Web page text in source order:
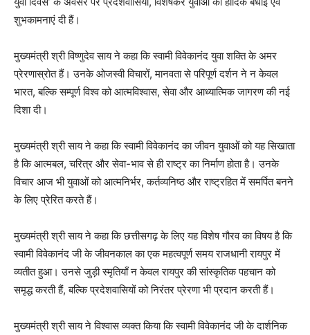
शुभकामनाएं दी हैं।
मुख्यमंत्री श्री विष्णुदेव साय ने कहा कि स्वामी विवेकानंद युवा शक्ति के अमर
प्रेरणास्रोत हैं। उनके ओजस्वी विचारों, मानवता से परिपूर्ण दर्शन ने न केवल
भारत, बल्कि सम्पूर्ण विश्व को आत्मविश्वास, सेवा और आध्यात्मिक जागरण की नई
दिशा दी।
मुख्यमंत्री श्री साय ने कहा कि स्वामी विवेकानंद का जीवन युवाओं को यह सिखाता
है कि आत्मबल, चरित्र और सेवा-भाव से ही राष्ट्र का निर्माण होता है। उनके
विचार आज भी युवाओं को आत्मनिर्भर, कर्तव्यनिष्ठ और राष्ट्रहित में समर्पित बनने
के लिए प्रेरित करते हैं।
मुख्यमंत्री श्री साय ने कहा कि छत्तीसगढ़ के लिए यह विशेष गौरव का विषय है कि
स्वामी विवेकानंद जी के जीवनकाल का एक महत्वपूर्ण समय राजधानी रायपुर में
व्यतीत हुआ। उनसे जुड़ी स्मृतियाँ न केवल रायपुर की सांस्कृतिक पहचान को
समृद्ध करती हैं, बल्कि प्रदेशवासियों को निरंतर प्रेरणा भी प्रदान करती हैं।
मुख्यमंत्री श्री साय ने विश्वास व्यक्त किया कि स्वामी विवेकानंद जी के दार्शनिक